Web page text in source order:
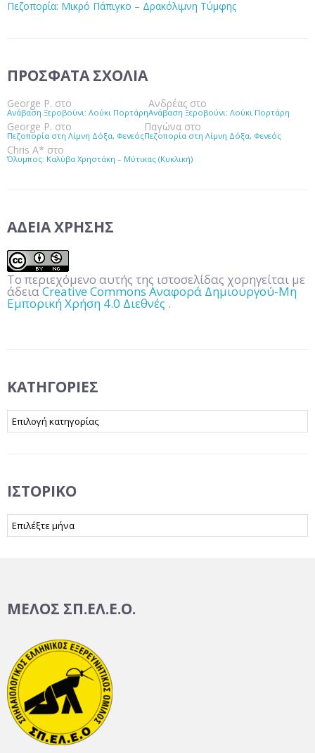
Πεζοπορία: Μικρό Πάπιγκο – Δρακόλιμνη Τύμφης
ΠΡΌΣΦΑΤΑ ΣΧΌΛΙΑ
George P. στο
Ανάβαση Ξεροβούνι: Λούκι Πορτάρη
Ανδρέας στο
Ανάβαση Ξεροβούνι: Λούκι Πορτάρη
George P. στο
Πεζοπορία στη Λίμνη Δόξα, Φενεός
Παγώνα στο
Πεζοπορία στη Λίμνη Δόξα, Φενεός
Chris A* στο
Όλυμπος: Καλύβα Χρηστάκη – Μύτικας (Κυκλική)
ΆΔΕΙΑ ΧΡΉΣΗΣ
Το περιεχόμενο αυτής της ιστοσελίδας χορηγείται με
άδειαCreative Commons Αναφορά Δημιουργού-Μη
Εμπορική Χρήση 4.0 Διεθνές .
KΑΤΗΓΟΡΊΕΣ
Kατηγορίες
ΙΣΤΟΡΙΚΌ
Ιστορικό
ΜΕΛΟΣ ΣΠ.ΕΛ.Ε.Ο.